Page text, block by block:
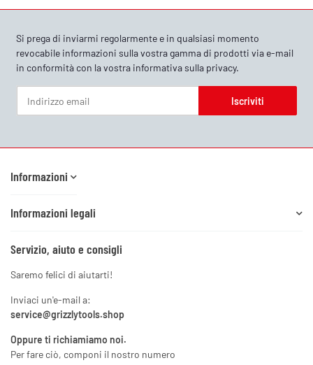
Si prega di inviarmi regolarmente e in qualsiasi momento
revocabile informazioni sulla vostra gamma di prodotti via e-mail
in conformità con la vostra informativa sulla privacy.
Iscriviti
Informazioni
Informazioni legali
Servizio, aiuto e consigli
Saremo felici di aiutarti!
Inviaci un'e-mail a:
service@grizzlytools.shop
Oppure ti richiamiamo noi.
Per fare ciò, componi il nostro numero